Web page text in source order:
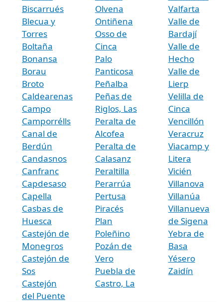
Biscarrués
Blecua y
Torres
Boltaña
Bonansa
Borau
Broto
Caldearenas
Campo
Camporrélls
Canal de
Berdún
Candasnos
Canfranc
Capdesaso
Capella
Casbas de
Huesca
Castejón de
Monegros
Castejón de
Sos
Castejón
del Puente
Olvena
Ontiñena
Osso de
Cinca
Palo
Panticosa
Peñalba
Peñas de
Riglos, Las
Peralta de
Alcofea
Peralta de
Calasanz
Peraltilla
Perarrúa
Pertusa
Piracés
Plan
Poleñino
Pozán de
Vero
Puebla de
Castro, La
Valfarta
Valle de
Bardají
Valle de
Hecho
Valle de
Lierp
Velilla de
Cinca
Vencillón
Veracruz
Viacamp y
Litera
Vicién
Villanova
Villanúa
Villanueva
de Sigena
Yebra de
Basa
Yésero
Zaidín